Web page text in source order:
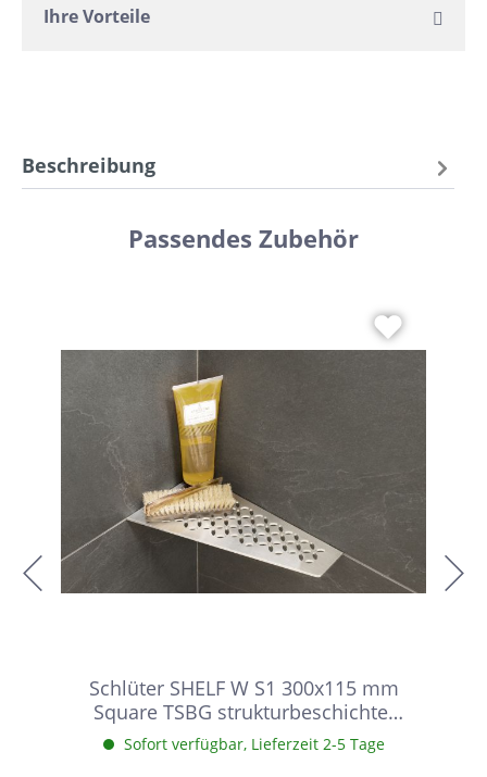
Ihre Vorteile
Beschreibung
Passendes Zubehör
Schlüter SHELF W S1 300x115 mm
Square TSBG strukturbeschichtet
Beigegrau Duschablage
Sofort verfügbar, Lieferzeit 2-5 Tage